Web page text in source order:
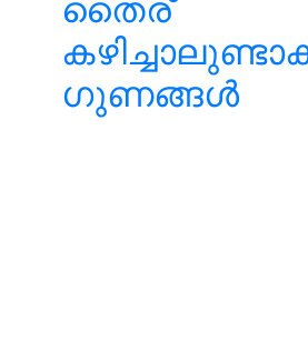
തൈര്
ഗുണങ്ങൾ